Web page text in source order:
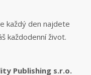
každý den najdete
každodenní život.
Publishing s.r.o.